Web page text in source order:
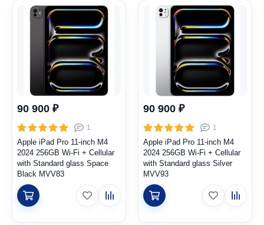
90 900 ₽
1
Apple iPad Pro 11-inch M4
2024 256GB Wi-Fi + Cellular
with Standard glass Space
Black MVV83
90 900 ₽
1
Apple iPad Pro 11-inch M4
2024 256GB Wi-Fi + Cellular
with Standard glass Silver
MVV93